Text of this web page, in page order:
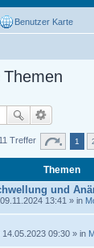
Benutzer Karte
Treffer 1
Themen
und
13:41 » in
14.05.2023 09:30 » in